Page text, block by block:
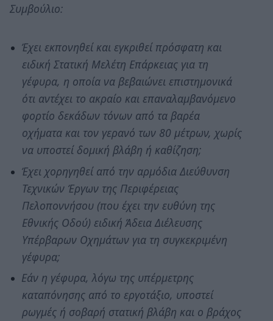
Συμβούλιο:
Έχει εκπονηθεί και εγκριθεί πρόσφατη και
ειδική Στατική Μελέτη Επάρκειας για τη
γέφυρα, η οποία να βεβαιώνει επιστημονικά
ότι αντέχει το ακραίο και επαναλαμβανόμενο
φορτίο δεκάδων τόνων από τα βαρέα
οχήματα και τον γερανό των 80 μέτρων, χωρίς
να υποστεί δομική βλάβη ή καθίζηση;
Έχει χορηγηθεί από την αρμόδια Διεύθυνση
Τεχνικών Έργων της Περιφέρειας
Πελοποννήσου (που έχει την ευθύνη της
Εθνικής Οδού) ειδική Άδεια Διέλευσης
Υπέρβαρων Οχημάτων για τη συγκεκριμένη
γέφυρα;
Εάν η γέφυρα, λόγω της υπέρμετρης
καταπόνησης από το εργοτάξιο, υποστεί
ρωγμές ή σοβαρή στατική βλάβη και ο βράχος